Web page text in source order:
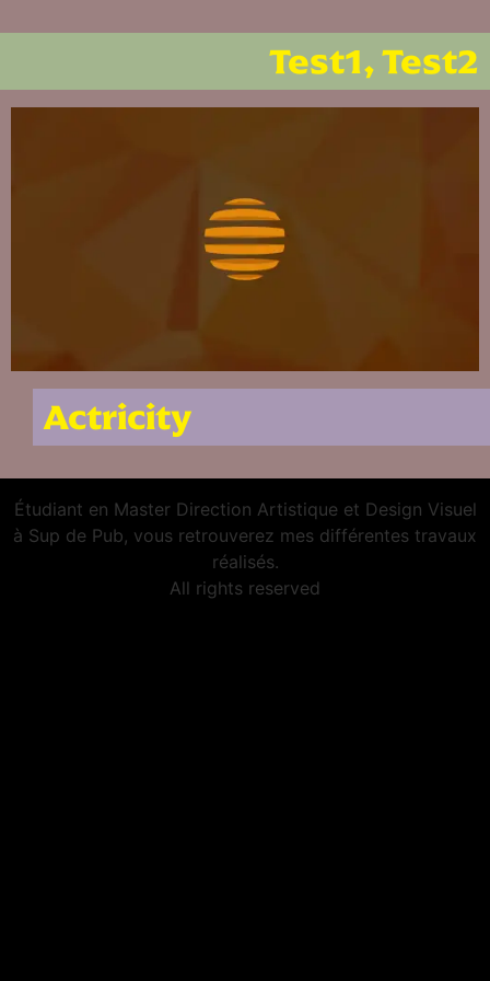
Test1,Test2
Actricity
Étudiant en Master Direction Artistique et Design Visuel
à Sup de Pub, vous retrouverez mes différentes travaux
réalisés.
All rights reserved